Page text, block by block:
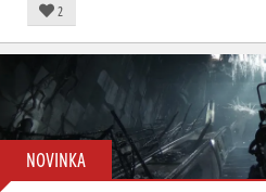
2
NOVINKA